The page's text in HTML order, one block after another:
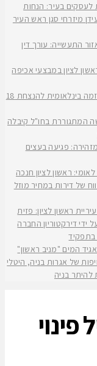
לעסקים בעיר: הנחות
מיזרחי סגן ראש העיר
התעשייה: עורך דין
לציון במבצעי אכיפה
פרויקט "העוז": יוזמה בינלאומית להנצחת 18
המתגוררת בחו"ל קיבלה
מזהירה: פגיעה בעצים
ראשון לציון חנכה
טווח של דירות במחיר מוזל
ראשון לציון: פזית
דירקטוריון החברה
המים "מניב ראשון"
של אגרות בניה, היטלי
להיתר בניה
פינוי